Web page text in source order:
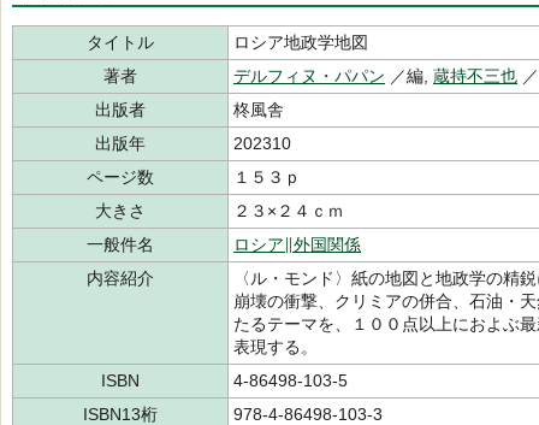
タイトル
ロシア地政学地図
著者
デルフィヌ・パパン ／編, 蔵持不三也
出版者
柊風舎
出版年
202310
ページ数
１５３ｐ
大きさ
２３×２４ｃｍ
一般件名
ロシア∥外国関係
内容紹介
〈ル・モンド〉紙の地図と地政学の精
崩壊の衝撃、クリミアの併合、石油・
たるテーマを、１００点以上におよぶ
表現する。
ISBN
4-86498-103-5
ISBN13桁
978-4-86498-103-3